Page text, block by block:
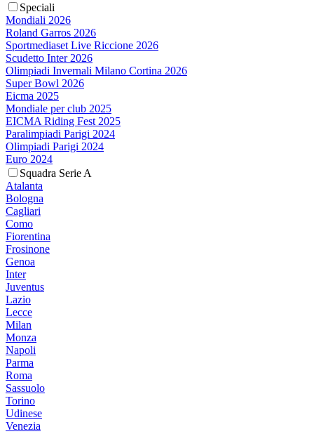
Speciali
Mondiali 2026
Roland Garros 2026
Sportmediaset Live Riccione 2026
Scudetto Inter 2026
Olimpiadi Invernali Milano Cortina 2026
Super Bowl 2026
Eicma 2025
Mondiale per club 2025
EICMA Riding Fest 2025
Paralimpiadi Parigi 2024
Olimpiadi Parigi 2024
Euro 2024
Squadra Serie A
Atalanta
Bologna
Cagliari
Como
Fiorentina
Frosinone
Genoa
Inter
Juventus
Lazio
Lecce
Milan
Monza
Napoli
Parma
Roma
Sassuolo
Torino
Udinese
Venezia